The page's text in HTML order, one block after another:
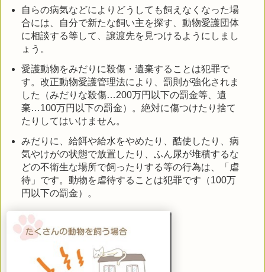
自らの病気などによりどうしても飼えなくなった場
合には、自分で新たな飼い主を探す、動物愛護団体
に相談する等して、譲渡先を見つけるようにしまし
ょう。
愛護動物をみだりに殺傷・遺棄することは犯罪で
す。改正動物愛護管理法により、罰則が強化されま
した（みだりな殺傷…200万円以下の罰金等、遺
棄…100万円以下の罰金）。絶対に傷つけたり捨て
たりしてはいけません。
みだりに、給餌や給水をやめたり、酷使したり、病
気やけがの状態で放置したり、ふん尿が堆積するな
どの不衛生な場所で飼ったりする等の行為は、「虐
待」です。動物を虐待することは犯罪です（100万
円以下の罰金）。